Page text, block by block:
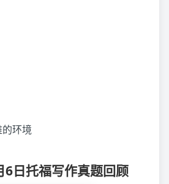
环境
6日托福写作真题回顾